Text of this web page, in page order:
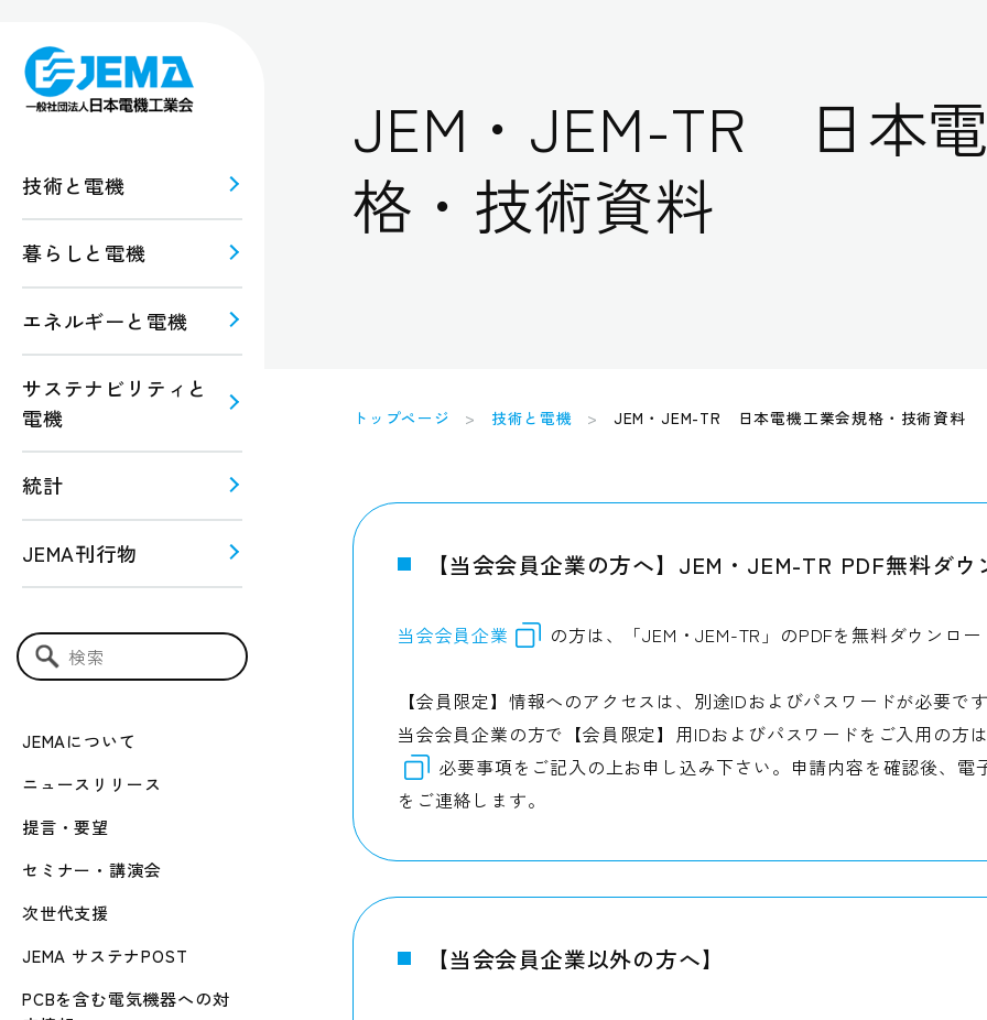
技術と電機
暮らしと電機
エネルギーと電機
サステナビリティと
電機
統計
JEMA刊行物
検索キーワード入力
JEMAについて
ニュースリリース
提言・要望
セミナー・講演会
次世代支援
JEMA サステナPOST
PCBを含む電気機器への対
連
！
ギー
JEM・JEM-TR 日本
格・技術資料
トップページ 技術と電機 JEM・JEM-TR 日本電機工業会規格・技術資料
【当会会員企業の方へ】JEM・JEM-TR PDF無料ダ
当会会員企業 の方は、「JEM・JEM-TR」のPDFを無料ダウンロ
【会員限定】情報へのアクセスは、別途IDおよびパスワードが必要で
当会会員企業の方で【会員限定】用IDおよびパスワードをご入用の方
必要事項をご記入の上お申し込み下さい。申請内容を確認後、電
をご連絡します。
【当会会員企業以外の方へ】